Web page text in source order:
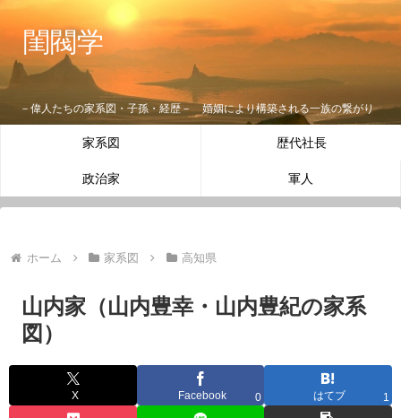
閨閥学
－偉人たちの家系図・子孫・経歴－ 婚姻により構築される一族の繋がり
家系図 歴代社長
政治家 軍人
ホーム 家系図 高知県
山内家（山内豊幸・山内豊紀の家系
図）
X Facebook 0 はてブ 1